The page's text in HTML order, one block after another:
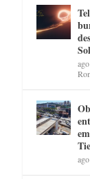
Sol